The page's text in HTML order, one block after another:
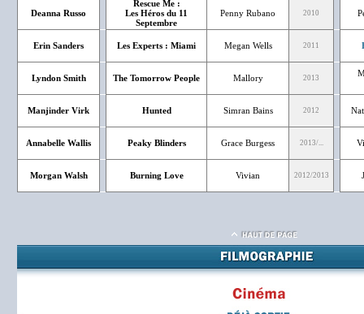
Deanna Russo
Rescue Me :
Les Héros du 11
Septembre
Penny Rubano 2010
Erin Sanders Les Experts : Miami Megan Wells 2011
Lyndon Smith The Tomorrow People Mallory 2013
Manjinder Virk Hunted Simran Bains 2012
Annabelle Wallis Peaky Blinders Grace Burgess 2013/...
Morgan Walsh Burning Love Vivian 2012/2013